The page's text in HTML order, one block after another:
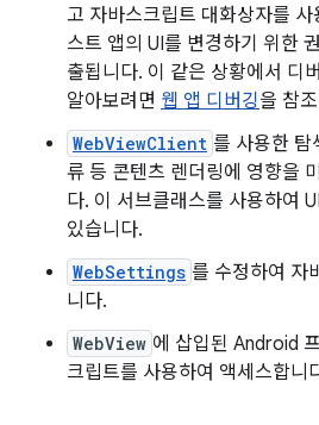
고 자바스크립트 대화상자를
스트 앱의 UI를 변경하기 위한
출됩니다. 이 같은 상황에서 디
알아보려면 웹 앱 디버깅을 참
WebViewClient 를 사용한 탐
류 등 콘텐츠 렌더링에 영향을
다. 이 서브클래스를 사용하여
있습니다.
WebSettings 를 수정하여 자
니다.
WebView 에 삽입된 Android
크립트를 사용하여 액세스합니